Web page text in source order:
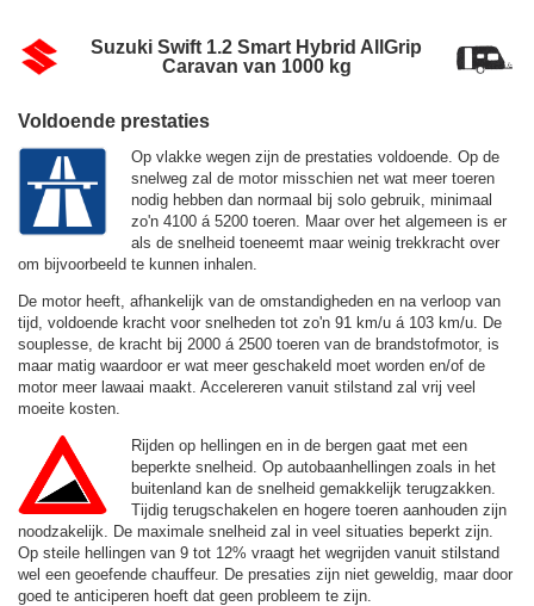
Suzuki Swift 1.2 Smart Hybrid AllGrip
Caravan van 1000 kg
Voldoende prestaties
Op vlakke wegen zijn de prestaties voldoende. Op de
snelweg zal de motor misschien net wat meer toeren
nodig hebben dan normaal bij solo gebruik, minimaal
zo'n 4100 á 5200 toeren. Maar over het algemeen is er
als de snelheid toeneemt maar weinig trekkracht over
om bijvoorbeeld te kunnen inhalen.
De motor heeft, afhankelijk van de omstandigheden en na verloop van
tijd, voldoende kracht voor snelheden tot zo'n 91 km/u á 103 km/u . De
souplesse, de kracht bij 2000 á 2500 toeren van de brandstofmotor, is
maar matig waardoor er wat meer geschakeld moet worden en/of de
motor meer lawaai maakt. Accelereren vanuit stilstand zal vrij veel
moeite kosten.
Rijden op hellingen en in de bergen gaat met een
beperkte snelheid. Op autobaanhellingen zoals in het
buitenland kan de snelheid gemakkelijk terugzakken.
Tijdig terugschakelen en hogere toeren aanhouden zijn
noodzakelijk. De maximale snelheid zal in veel situaties beperkt zijn.
Op steile hellingen van 9 tot 12% vraagt het wegrijden vanuit stilstand
wel een geoefende chauffeur. De presaties zijn niet geweldig, maar door
goed te anticiperen hoeft dat geen probleem te zijn.